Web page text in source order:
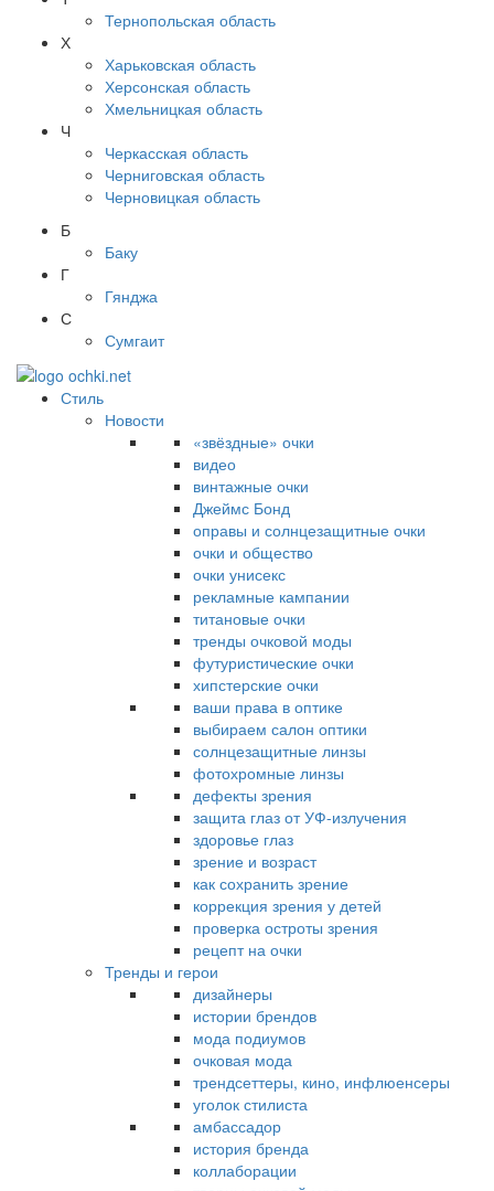
Тернопольская область
Х
Харьковская область
Херсонская область
Хмельницкая область
Ч
Черкасская область
Черниговская область
Черновицкая область
Б
Баку
Г
Гянджа
С
Сумгаит
Стиль
Новости
«звёздные» очки
видео
винтажные очки
Джеймс Бонд
оправы и солнцезащитные очки
очки и общество
очки унисекс
рекламные кампании
титановые очки
тренды очковой моды
футуристические очки
хипстерские очки
ваши права в оптике
выбираем салон оптики
солнцезащитные линзы
фотохромные линзы
дефекты зрения
защита глаз от УФ-излучения
здоровье глаз
зрение и возраст
как сохранить зрение
коррекция зрения у детей
проверка остроты зрения
рецепт на очки
Тренды и герои
дизайнеры
истории брендов
мода подиумов
очковая мода
трендсеттеры, кино, инфлюенсеры
уголок стилиста
амбассадор
история бренда
коллаборации